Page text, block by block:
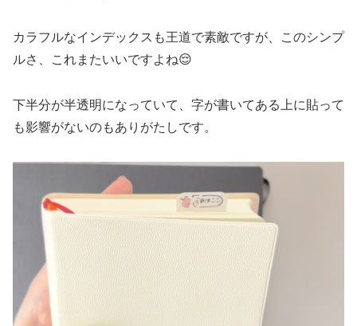
カラフルなインデックスも王道で素敵ですが、このシンプ
ルさ、これまたいいですよね😌
下半分が半透明になっていて、字が書いてある上に貼って
も影響がないのもありがたしです。